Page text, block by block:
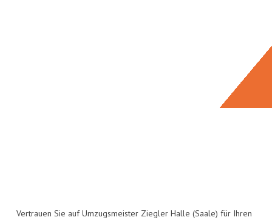
Vertrauen Sie auf Umzugsmeister Ziegler Halle (Saale) für Ihren